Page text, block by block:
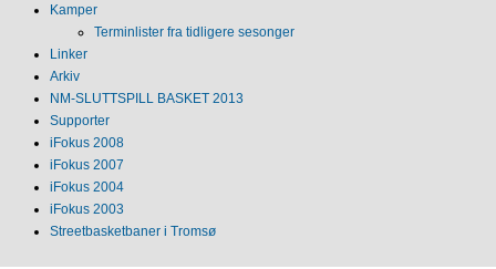
Kamper
Terminlister fra tidligere sesonger
Linker
Arkiv
NM‐SLUTTSPILL BASKET 2013
Supporter
iFokus 2008
iFokus 2007
iFokus 2004
iFokus 2003
Streetbasketbaner i Tromsø